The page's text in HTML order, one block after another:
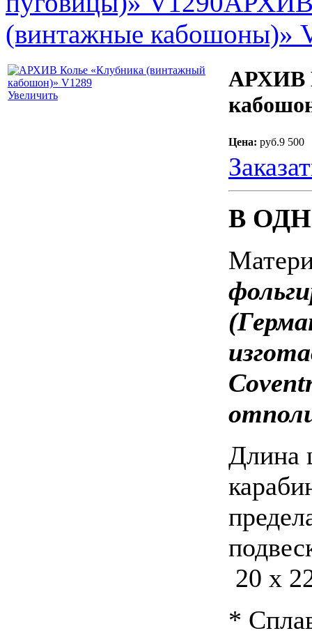
(винтажные кабошоны)»
Увеличить
АРХИВ
Цена: руб.9 500
В
Длина
20 х
*